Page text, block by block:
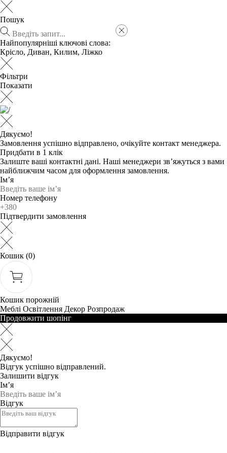
Пошук
Найпопулярніші ключові слова:
Крісло, Диван, Килим, Ліжко
Фільтри
Показати
Дякуємо!
Замовлення успішно відправлено, очікуйте контакт менеджера.
Придбати в 1 клік
Залиште ваші контактні дані. Наші менеджери зв’яжуться з вами
найближчим часом для оформлення замовлення.
Ім’я
Номер телефону
Підтвердити замовлення
Кошик (0)
Кошик порожній
Меблі Освітлення Декор Розпродаж
Продовжити шопінг
Дякуємо!
Відгук успішно відправлений.
Залишити відгук
Ім’я
Відгук
Відправити відгук